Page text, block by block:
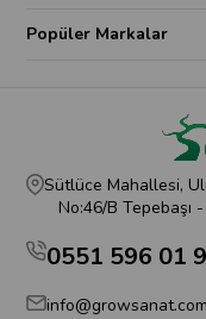
Popüler Markalar
Sütlüce Mahallesi,
No:46/B Tepebaşı
0551 596 01
info@growsanat.com